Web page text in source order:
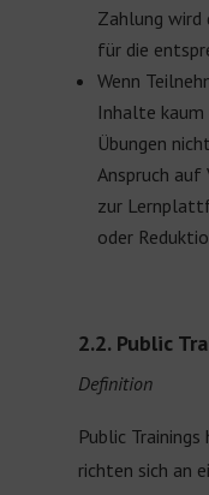
Zahlung
für die
Wenn
Inhalte
Übungen
Anspruch auf
zur
oder
2.2. Public
Definition
Public Trainings
richten sich an